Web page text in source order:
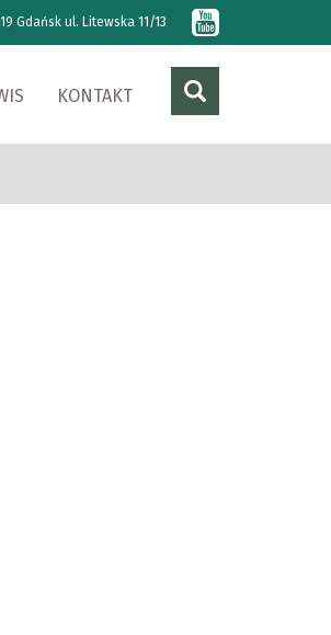
Gdańsk ul. Litewska 11/13
KONTAKT